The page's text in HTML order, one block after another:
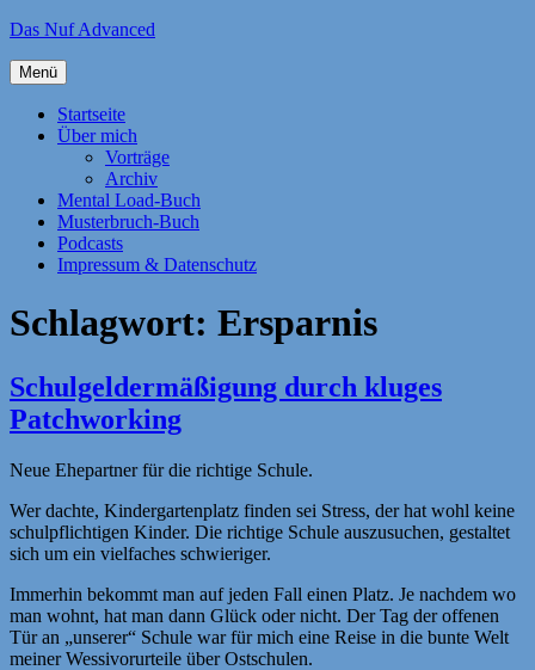
Zum
springen
Das Nuf Advanced
Menü
Startseite
Über mich
Vorträge
Archiv
Mental Load-Buch
Musterbruch-Buch
Podcasts
Impressum & Datenschutz
Schlagwort: Ersparnis
Schulgeldermäßigung durch kluges
Patchworking
Neue Ehepartner für die richtige Schule.
Wer dachte, Kindergartenplatz finden sei Stress, der hat wohl keine
schulpflichtigen Kinder. Die richtige Schule auszusuchen, gestaltet
sich um ein vielfaches schwieriger.
Immerhin bekommt man auf jeden Fall einen Platz. Je nachdem wo
man wohnt, hat man dann Glück oder nicht. Der Tag der offenen
Tür an „unserer“ Schule war für mich eine Reise in die bunte Welt
meiner Wessivorurteile über Ostschulen.